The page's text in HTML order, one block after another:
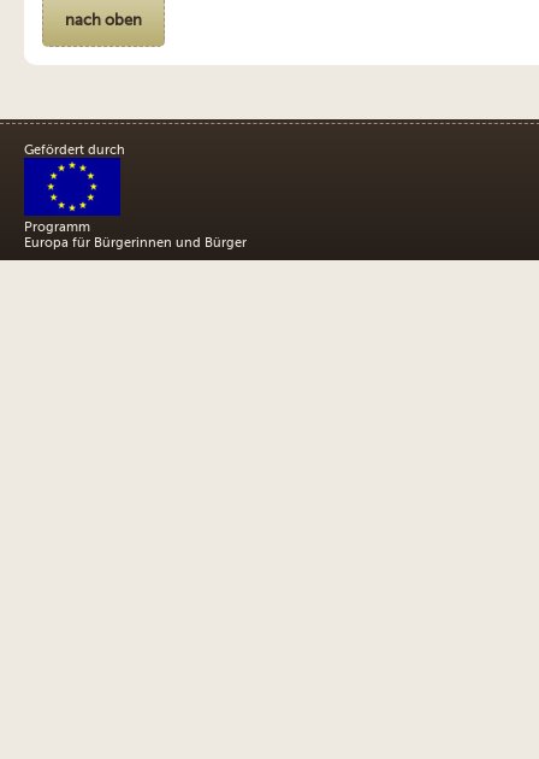
nach oben
Gefördert durch
Programm
Europa für Bürgerinnen und Bürger